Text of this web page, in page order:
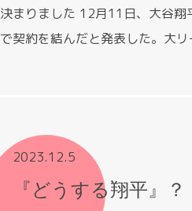
決まりました 12月11日、大谷
で契約を結んだと発表した。大
2023.12.5
『どうする翔平』？